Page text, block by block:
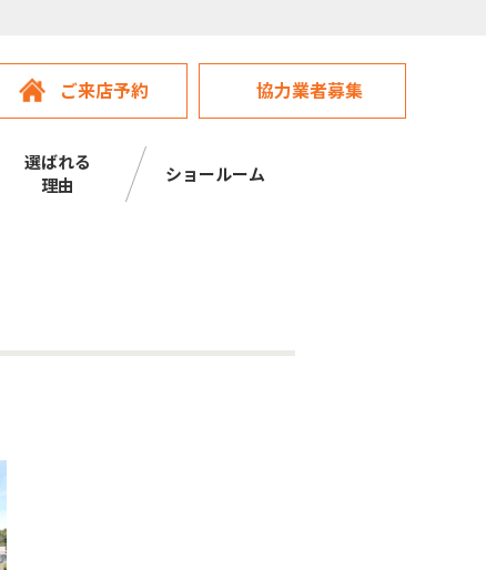
ご来店予約 協力業者募集
選ばれる
理由
ショールーム